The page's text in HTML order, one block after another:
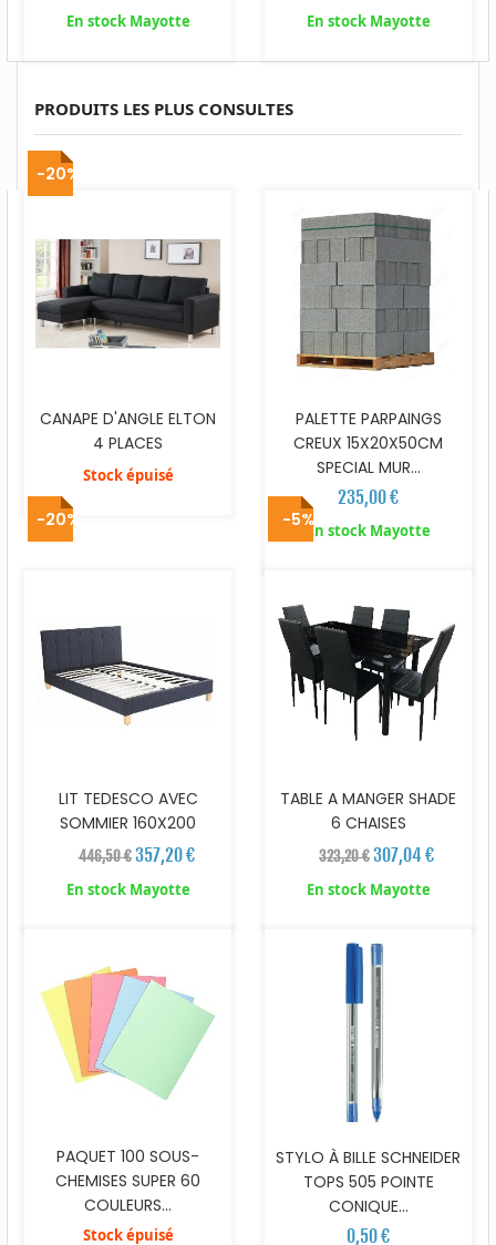
En stock Mayotte En stock Mayotte
PRODUITS LES PLUS CONSULTES
-20%
CANAPE D'ANGLE ELTON
4 PLACES
Stock épuisé
PALETTE PARPAINGS
CREUX 15X20X50CM
SPECIAL MUR...
235,00 €
En stock Mayotte
-20%
LIT TEDESCO AVEC
SOMMIER 160X200
446,50 € 357,20 €
En stock Mayotte
-5%
TABLE A MANGER SHADE
6 CHAISES
323,20 €307,04 €
En stock Mayotte
PAQUET 100 SOUS-
CHEMISES SUPER 60
COULEURS...
Stock épuisé
STYLO À BILLE SCHNEIDER
TOPS 505 POINTE
CONIQUE...
0,50 €